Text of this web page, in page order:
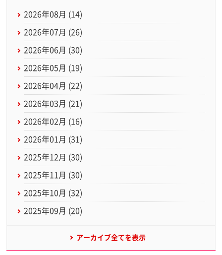
2026年08月 (14)
2026年07月 (26)
2026年06月 (30)
2026年05月 (19)
2026年04月 (22)
2026年03月 (21)
2026年02月 (16)
2026年01月 (31)
2025年12月 (30)
2025年11月 (30)
2025年10月 (32)
2025年09月 (20)
アーカイブ全てを表示